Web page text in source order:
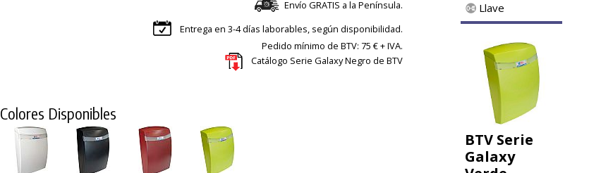
Envío GRATIS a la Península.
Entrega en 3-4 días laborables, según disponibilidad.
Pedido mínimo de BTV: 75 € + IVA.
Catálogo Serie Galaxy Negro de BTV
Colores Disponibles
Llave
BTV Serie
Galaxy